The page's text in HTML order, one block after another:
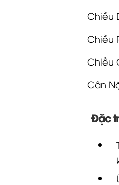
Chiều
Chiều
Chiều
Cân
Đặc